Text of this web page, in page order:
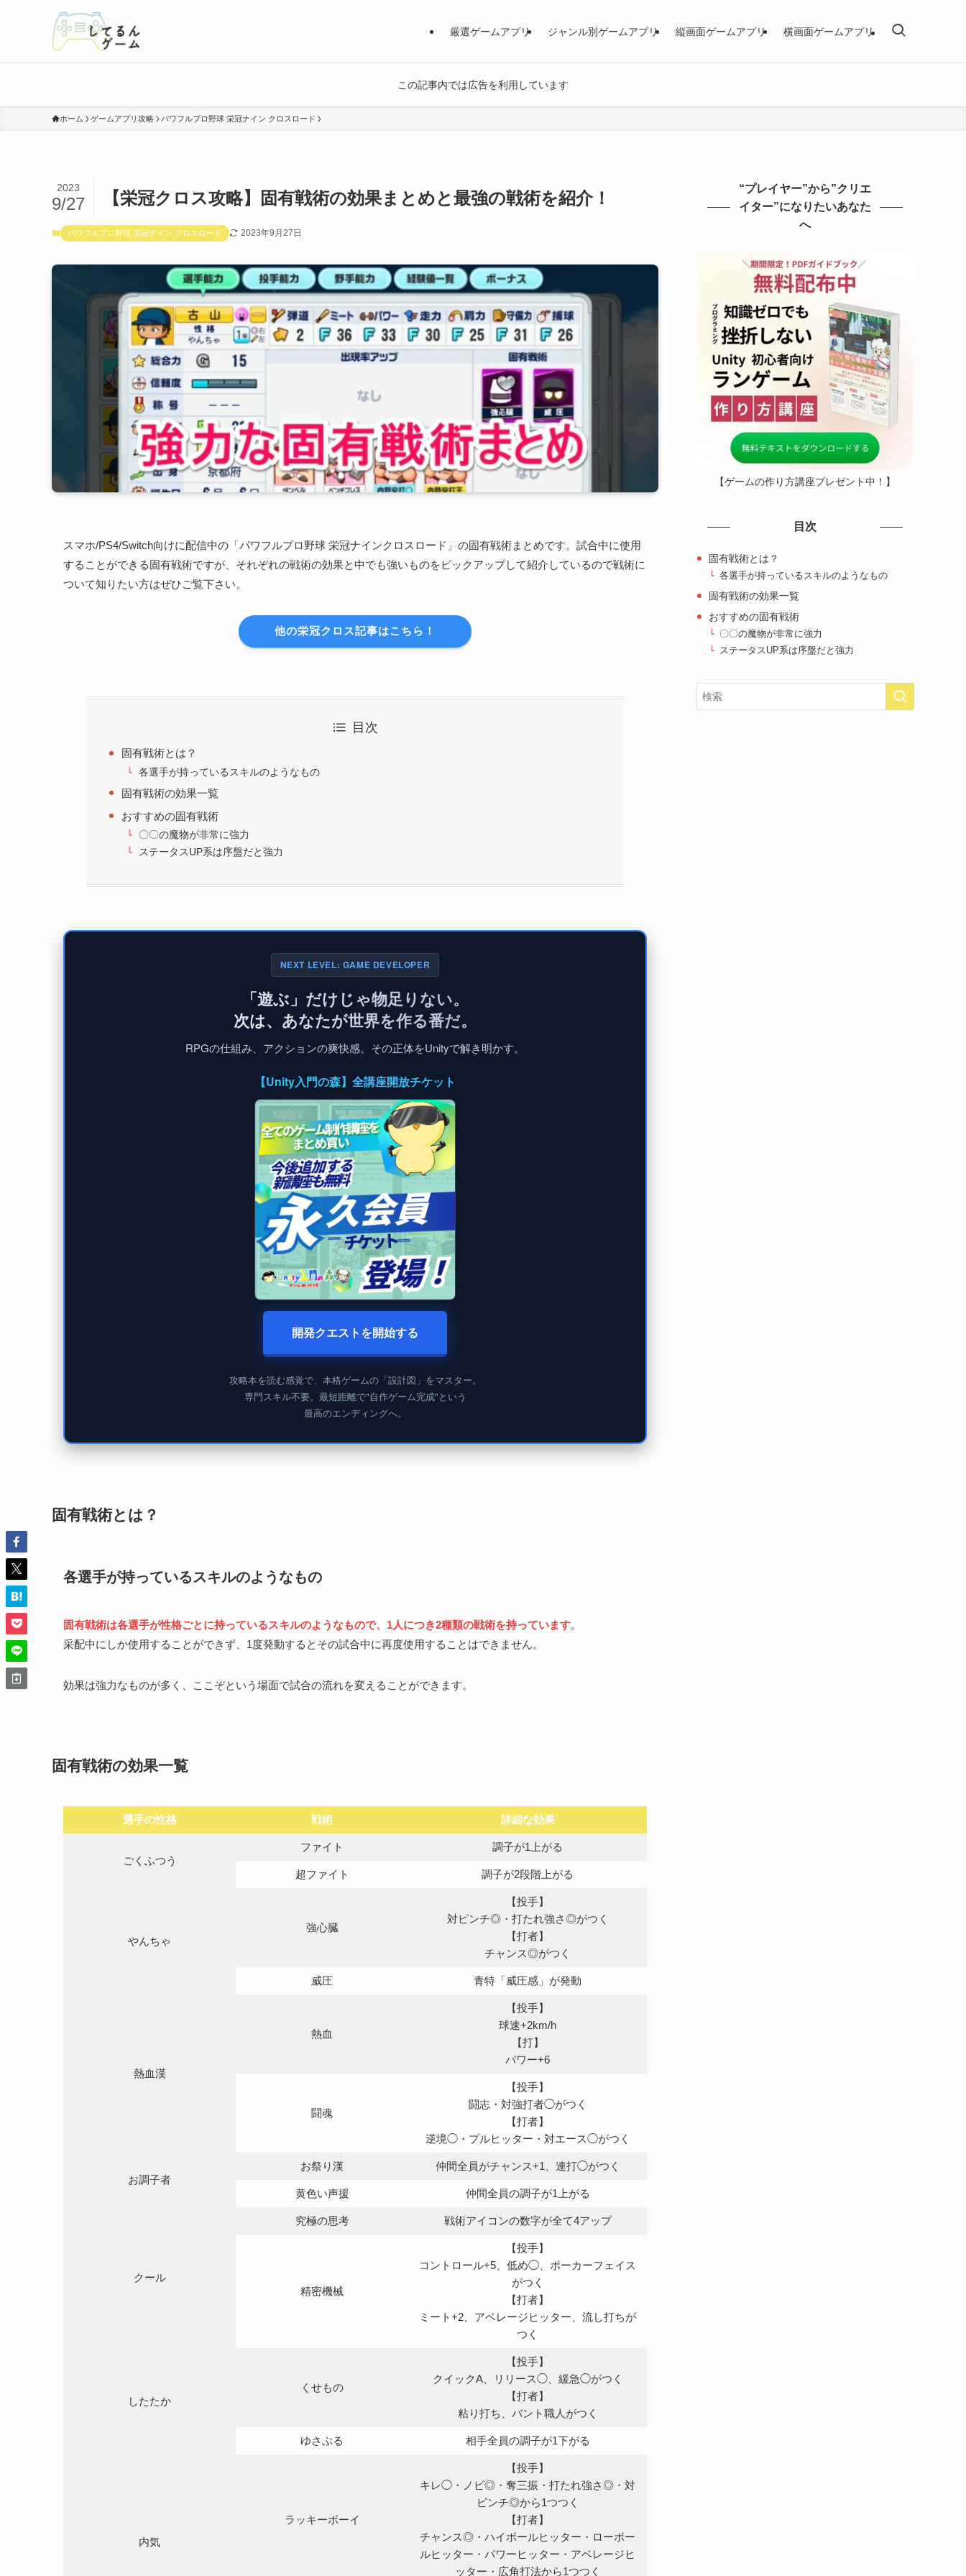
厳選ゲームアプリ ジャンル別ゲームアプリ 縦画面ゲームアプリ 横画面ゲームアプリ
この記事内では広告を利用しています
ホーム ゲームアプリ攻略 パワフルプロ野球 栄冠ナイン クロスロード
【栄冠クロス攻略】固有戦術の効果まとめと最強の戦術を紹介！
2023
9/27
パワフルプロ野球 栄冠ナイン クロスロード 2023年9月27日
スマホ/PS4/Switch向けに配信中の「パワフルプロ野球 栄冠ナインクロスロード」の固有戦術まとめです。試合中に使用
することができる固有戦術ですが、それぞれの戦術の効果と中でも強いものをピックアップして紹介しているので戦術に
ついて知りたい方はぜひご覧下さい。
他の栄冠クロス記事はこちら！
目次
固有戦術とは？
各選手が持っているスキルのようなもの
固有戦術の効果一覧
おすすめの固有戦術
〇〇の魔物が非常に強力
ステータスUP系は序盤だと強力
NEXT LEVEL: GAME DEVELOPER
「遊ぶ」だけじゃ物足りない。
次は、あなたが世界を作る番だ。
RPGの仕組み、アクションの爽快感。その正体をUnityで解き明かす。
【Unity入門の森】全講座開放チケット
開発クエストを開始する
攻略本を読む感覚で、本格ゲームの「設計図」をマスター。
専門スキル不要。最短距離で"自作ゲーム完成"という
最高のエンディングへ。
固有戦術とは？
各選手が持っているスキルのようなもの
固有戦術は各選手が性格ごとに持っているスキルのようなもので、1人につき2種類の戦術を持っています。
采配中にしか使用することができず、1度発動するとその試合中に再度使用することはできません。
効果は強力なものが多く、ここぞという場面で試合の流れを変えることができます。
固有戦術の効果一覧
選手の性格 戦術 詳細な効果
ごくふつう
ファイト 調子が1上がる
超ファイト 調子が2段階上がる
やんちゃ
強心臓
【投手】
対ピンチ◎・打たれ強さ◎がつく
【打者】
チャンス◎がつく
威圧 青特「威圧感」が発動
熱血漢
熱血
【投手】
球速+2km/h
【打】
パワー+6
闘魂
【投手】
闘志・対強打者◯がつく
【打者】
逆境◯・プルヒッター・対エース◯がつく
お調子者
お祭り漢 仲間全員がチャンス+1、連打◯がつく
黄色い声援 仲間全員の調子が1上がる
クール
究極の思考 戦術アイコンの数字が全て4アップ
精密機械
【投手】
コントロール+5、低め◯、ポーカーフェイス
がつく
【打者】
ミート+2、アベレージヒッター、流し打ちが
つく
したたか
くせもの
【投手】
クイックA、リリース◯、緩急◯がつく
【打者】
粘り打ち、バント職人がつく
ゆさぶる 相手全員の調子が1下がる
内気
ラッキーボーイ
【投手】
キレ◯・ノビ◎・奪三振・打たれ強さ◎・対
ピンチ◎から1つつく
【打者】
チャンス◎・ハイボールヒッター・ローボー
ルヒッター・パワーヒッター・アベレージヒ
ッター・広角打法から1つつく
“プレイヤー”から”クリエ
イター”になりたいあなた
へ
【ゲームの作り方講座プレゼント中！】
目次
固有戦術とは？
各選手が持っているスキルのようなもの
固有戦術の効果一覧
おすすめの固有戦術
〇〇の魔物が非常に強力
ステータスUP系は序盤だと強力